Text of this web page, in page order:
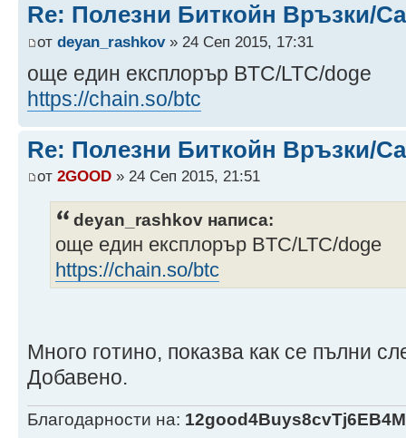
Re: Полезни Биткойн Връзки/
от deyan_rashkov» 24 Сеп 2015, 17:31
още един експлорър BTC/LTC/doge
https://chain.so/btc
Re: Полезни Биткойн Връзки/
от 2GOOD » 24 Сеп 2015, 21:51
deyan_rashkov написа:
още един експлорър BTC/LTC/doge
https://chain.so/btc
Много готино, показва как се пълни
Добавено.
Благодарности на: